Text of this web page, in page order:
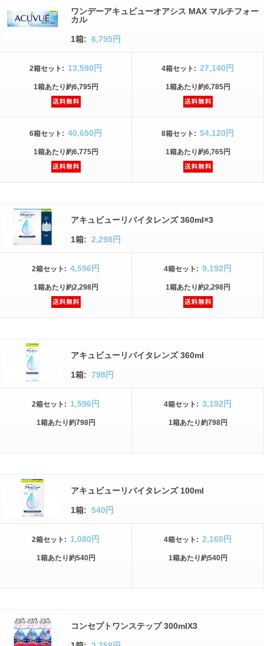
ワンデーアキュビューオアシス MAX マルチフォー
カル
1箱: 6,795円
2箱セット : 13,590円
1箱あたり約6,795円
4箱セット : 27,140円
1箱あたり約6,785円
6箱セット : 40,650円
1箱あたり約6,775円
8箱セット : 54,120円
1箱あたり約6,765円
アキュビューリバイタレンズ 360ml×3
1箱: 2,298円
2箱セット : 4,596円
1箱あたり約2,298円
4箱セット : 9,192円
1箱あたり約2,298円
アキュビューリバイタレンズ 360ml
1箱: 798円
2箱セット : 1,596円
1箱あたり約798円
4箱セット : 3,192円
1箱あたり約798円
アキュビューリバイタレンズ 100ml
1箱: 540円
2箱セット : 1,080円
1箱あたり約540円
4箱セット : 2,160円
1箱あたり約540円
コンセプトワンステップ 300mlX3